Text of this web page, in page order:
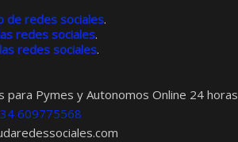
de redes sociales.
redes sociales.
redes sociales.
para Pymes y Autonomos Online 24
609775568